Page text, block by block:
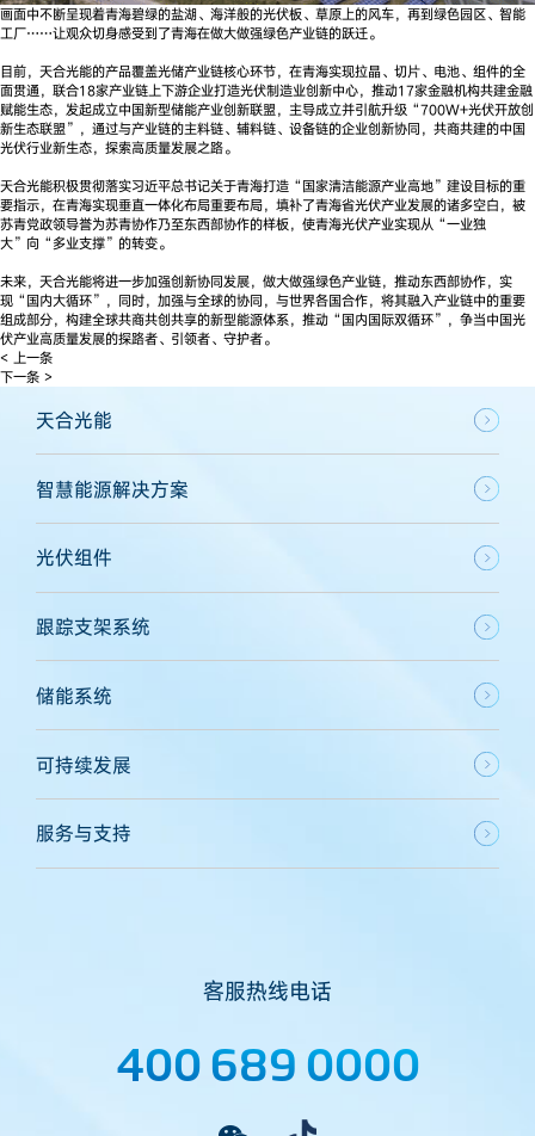
画面中不断呈现着青海碧绿的盐湖、海洋般的光伏板、草原上的风车，再到绿色园区、智能
工厂……让观众切身感受到了青海在做大做强绿色产业链的跃迁。
目前，天合光能的产品覆盖光储产业链核心环节，在青海实现拉晶、切片、电池、组件的全
面贯通，联合18家产业链上下游企业打造光伏制造业创新中心，推动17家金融机构共建金融
赋能生态，发起成立中国新型储能产业创新联盟，主导成立并引航升级“700W+光伏开放创
新生态联盟”，通过与产业链的主料链、辅料链、设备链的企业创新协同，共商共建的中国
光伏行业新生态，探索高质量发展之路。
天合光能积极贯彻落实习近平总书记关于青海打造“国家清洁能源产业高地”建设目标的重
要指示，在青海实现垂直一体化布局重要布局，填补了青海省光伏产业发展的诸多空白，被
苏青党政领导誉为苏青协作乃至东西部协作的样板，使青海光伏产业实现从“一业独
大”向“多业支撑”的转变。
未来，天合光能将进一步加强创新协同发展，做大做强绿色产业链，推动东西部协作，实
现“国内大循环”，同时，加强与全球的协同，与世界各国合作，将其融入产业链中的重要
组成部分，构建全球共商共创共享的新型能源体系，推动“国内国际双循环”，争当中国光
伏产业高质量发展的探路者、引领者、守护者。
< 上一条
下一条 >
天合光能
智慧能源解决方案
光伏组件
跟踪支架系统
储能系统
可持续发展
服务与支持
客服热线电话
400 689 0000